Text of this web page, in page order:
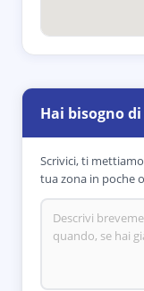
Hai bisogno
Scrivici, ti
tua zona in poche